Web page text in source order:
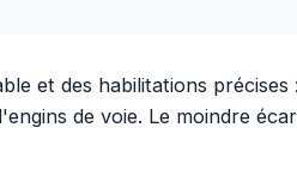
et des habilitations
de voie. Le moindre